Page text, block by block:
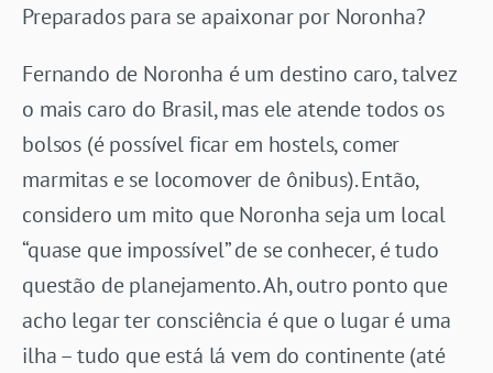
Preparados para se apaixonar por Noronha?
Fernando de Noronha é um destino caro, talvez
o mais caro do Brasil, mas ele atende todos os
bolsos (é possível ficar em hostels, comer
marmitas e se locomover de ônibus). Então,
considero um mito que Noronha seja um local
“quase que impossível” de se conhecer, é tudo
questão de planejamento. Ah, outro ponto que
acho legar ter consciência é que o lugar é uma
ilha – tudo que está lá vem do continente (até